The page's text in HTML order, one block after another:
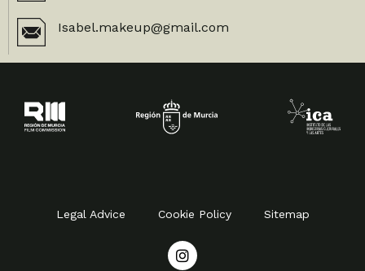
Isabel.makeup@gmail.com
Legal Advice Cookie Policy Sitemap
I
n